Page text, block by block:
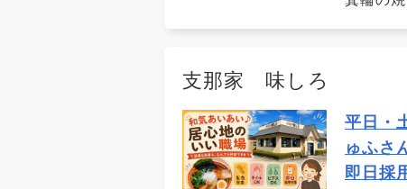
支那家 味しろ
平日・
ゅふさ
即日採